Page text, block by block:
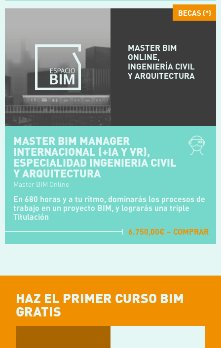
BECAS (*)
MASTER BIM
ONLINE,
INGENIERÍA CIVIL
Y ARQUITECTURA
MASTER BIM MANAGER
INTERNACIONAL (+IA Y VR),
ESPECIALIDAD INGENIERIA CIVIL
Y ARQUITECTURA
Master BIM Online
En 680 horas y a tu ritmo, dominarás los procesos de
trabajo en un proyecto BIM, y lograrás una triple
Titulación
6.750,00€ – COMPRAR
HAZ EL PRIMER CURSO BIM
GRATIS